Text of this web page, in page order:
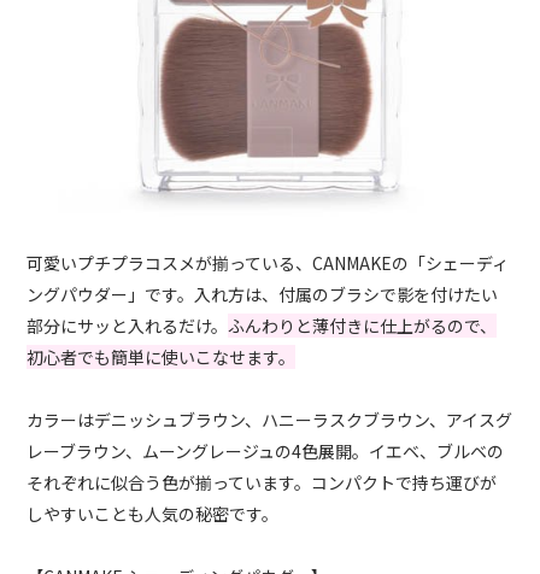
可愛いプチプラコスメが揃っている、CANMAKEの「シェーディ
ングパウダー」です。入れ方は、付属のブラシで影を付けたい
部分にサッと入れるだけ。ふんわりと薄付きに仕上がるので、
初心者でも簡単に使いこなせます。
カラーはデニッシュブラウン、ハニーラスクブラウン、アイスグ
レーブラウン、ムーングレージュの4色展開。イエベ、ブルベの
それぞれに似合う色が揃っています。コンパクトで持ち運びが
しやすいことも人気の秘密です。